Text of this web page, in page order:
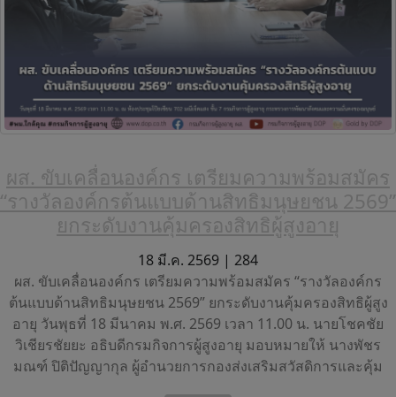
ผส. ขับเคลื่อนองค์กร เตรียมความพร้อมสมัคร
“รางวัลองค์กรต้นแบบด้านสิทธิมนุษยชน 2569”
ยกระดับงานคุ้มครองสิทธิผู้สูงอายุ
18 มี.ค. 2569 | 284
ผส. ขับเคลื่อนองค์กร เตรียมความพร้อมสมัคร “รางวัลองค์กร
ต้นแบบด้านสิทธิมนุษยชน 2569” ยกระดับงานคุ้มครองสิทธิผู้สูง
อายุ วันพุธที่ 18 มีนาคม พ.ศ. 2569 เวลา 11.00 น. นายโชคชัย
วิเชียรชัยยะ อธิบดีกรมกิจการผู้สูงอายุ มอบหมายให้ นางพัชร
มณฑ์ ปิติปัญญากุล ผู้อำนวยการกองส่งเสริมสวัสดิการและคุ้ม